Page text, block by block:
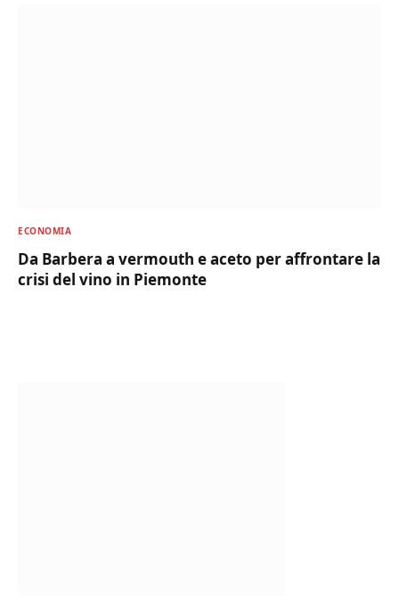
ECONOMIA
Da Barbera a vermouth e aceto per affrontare la
crisi del vino in Piemonte